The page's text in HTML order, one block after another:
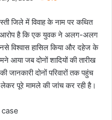
जिले में विवाह के नाम पर कथित
आरोप है कि एक युवक ने अलग-अलग
विश्वास हासिल किया और दहेज के
आया जब दोनों शादियों की तारीख
दोनों परिवारों तक पहुंच
पूरे मामले की जांच कर रही है।